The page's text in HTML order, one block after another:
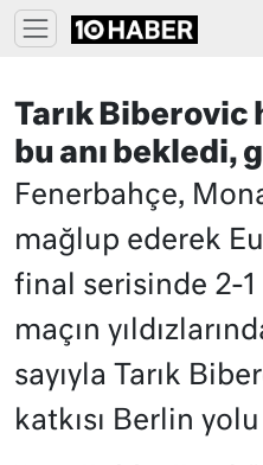
Tarık Biberovic
bu anı bekledi,
Fenerbahçe,
mağlup ederek
final serisinde 2-
maçın
sayıyla Tarık
katkısı Berlin